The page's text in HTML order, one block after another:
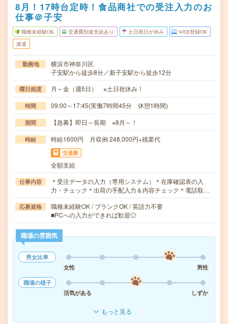
8月！17時台定時！食品商社での受注入力のお
仕事＠子安
職種未経験OK 交通費別途支給あり 土日祝日が休み WEB登録OK
派遣
勤務地
横浜市神奈川区
子安駅から徒歩8分／新子安駅から徒歩12分
曜日頻度 月～金（週5日） ※土日祝休み！
時間 09:00～17:45(実働7時間45分 休憩1時間)
期間 【急募】即日～長期 ※8月～！
時給 時給1600円 月収例 248,000円+残業代
交通費
全額支給
仕事内容
＊受注データの入力（専用システム）＊在庫確認表の入
力・チェック＊出荷の手配入力＆内容チェック＊電話取…
応募資格
職種未経験OK / ブランクOK / 英語力不要
■PCへの入力ができれば歓迎◎
職場の雰囲気
男女比率
女性
男性
職場の様子
活気がある
しずか
もっと見る